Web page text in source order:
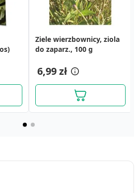
Ziele wierzbownicy, ziola
do zaparz., 100 g
6,99 zł